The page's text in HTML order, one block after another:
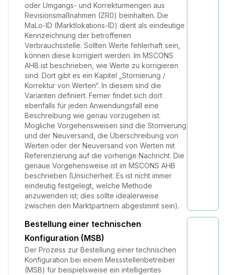
oder Umgangs- und Korrekturmengen aus
Revisionsmaßnahmen (ZR0) beinhalten. Die
MaLo-ID (Marktlokations-ID) dient als eindeutige
Kennzeichnung der betroffenen
Verbrauchsstelle. Sollten Werte fehlerhaft sein,
können diese korrigiert werden. Im MSCONS
AHB ist beschrieben, wie Werte zu korrigieren
sind. Dort gibt es ein Kapitel „Stornierung /
Korrektur von Werten“. In diesem sind die
Varianten definiert. Ferner findet sich dort
ebenfalls für jeden Anwendungsfall eine
Beschreibung wie genau vorzugehen ist.
Mögliche Vorgehensweisen sind die Stornierung
und der Neuversand, die Überschreibung von
Werten oder der Neuversand von Werten mit
Referenzierung auf die vorherige Nachricht. Die
genaue Vorgehensweise ist im MSCONS AHB
beschrieben (Unsicherheit: Es ist nicht immer
eindeutig festgelegt, welche Methode
anzuwenden ist; dies sollte idealerweise
zwischen den Marktpartnern abgestimmt sein).
Bestellung einer technischen
Konfiguration (MSB)
Der Prozess zur Bestellung einer technischen
Konfiguration bei einem Messstellenbetreiber
(MSB) für beispielsweise ein intelligentes